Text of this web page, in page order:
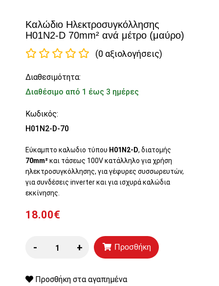
Καλώδιο Ηλεκτροσυγκόλλησης
H01N2-D 70mm² ανά μέτρο (μαύρο)
(0 αξιολογήσεις)
Διαθεσιμότητα:
Διαθέσιμο από 1 έως 3 ημέρες
Κωδικός:
H01N2-D-70
Εύκαμπτο καλωδιο τύπου H01N2-D, διατομής
70mm²και τάσεως 100V κατάλληλο για χρήση
ηλεκτροσυγκόλλησης, για γέφυρες συσσωρευτών,
για συνδέσεις inverter και για ισχυρά καλώδια
εκκίνησης.
18.00€
- + Προσθήκη
Προσθήκη στα αγαπημένα